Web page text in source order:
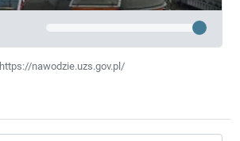
https://nawodzie.uzs.gov.pl/